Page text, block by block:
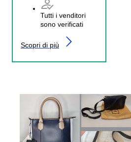
Tutti i venditori
sono verificati
Scopri di più